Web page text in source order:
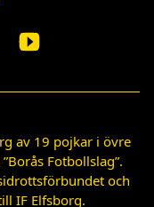
av 19 pojkar i övre
Fotbollslag”.
och
IF Elfsborg.